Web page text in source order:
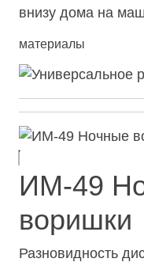
внизу дома на
материалы
ИМ-49
воришки
Разновидность